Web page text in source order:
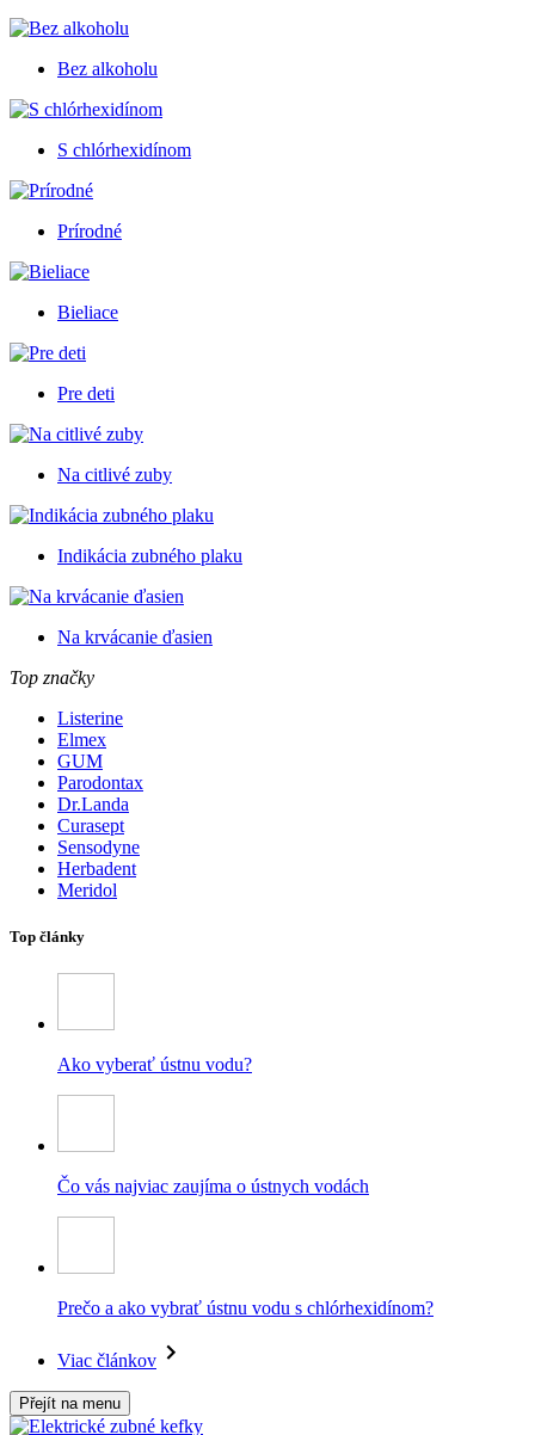
Bez alkoholu
S chlórhexidínom
Prírodné
Bieliace
Pre deti
Na citlivé zuby
Indikácia zubného plaku
Na krvácanie ďasien
Top značky
Listerine
Elmex
GUM
Parodontax
Dr.Landa
Curasept
Sensodyne
Herbadent
Meridol
Top články
Ako vyberať ústnu vodu?
Čo vás najviac zaujíma o ústnych vodách
Prečo a ako vybrať ústnu vodu s chlórhexidínom?
Viac článkov
Přejít na menu